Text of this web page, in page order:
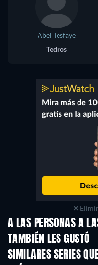
Abel Tesfaye
Tedros
A LAS PERSONAS A
TAMBIÉN LES GUSTÓ
SIMILARES SERIES
TV